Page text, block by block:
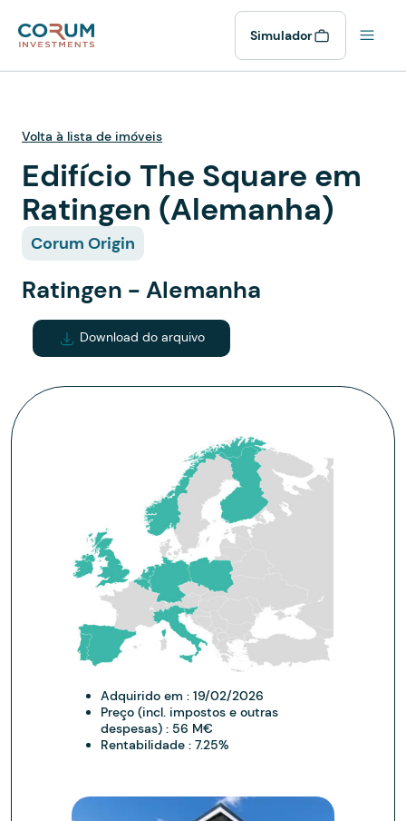
Simulador
Volta à lista de imóveis
Edifício The Square em
Ratingen (Alemanha)
Corum Origin
Ratingen - Alemanha
Download do arquivo
Adquirido em :19/02/2026
Preço (incl. impostos e outras
despesas) : 56 M€
Rentabilidade :7.25%